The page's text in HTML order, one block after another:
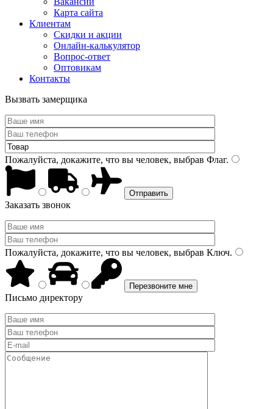
Карта сайта
Клиентам
Скидки и акции
Онлайн-калькулятор
Вопрос-ответ
Оптовикам
Контакты
Вызвать замерщика
Пожалуйста, докажите, что вы человек, выбрав Флаг.
Заказать звонок
Пожалуйста, докажите, что вы человек, выбрав Ключ.
Письмо директору